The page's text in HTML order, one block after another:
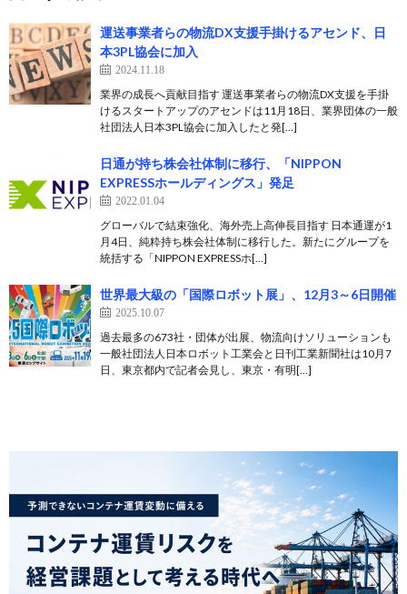
運送事業者らの物流DX支援手掛けるアセンド、日
本3PL協会に加入
2024.11.18
業界の成長へ貢献目指す 運送事業者らの物流DX支援を手掛
けるスタートアップのアセンドは11月18日、業界団体の一般
社団法人日本3PL協会に加入したと発[…]
日通が持ち株会社体制に移行、「NIPPON
EXPRESSホールディングス」発足
2022.01.04
グローバルで結束強化、海外売上高伸長目指す 日本通運が1
月4日、純粋持ち株会社体制に移行した。新たにグループを
統括する「NIPPON EXPRESSホ[…]
世界最大級の「国際ロボット展」、12月3～6日開催
2025.10.07
過去最多の673社・団体が出展、物流向けソリューションも
一般社団法人日本ロボット工業会と日刊工業新聞社は10月7
日、東京都内で記者会見し、東京・有明[…]